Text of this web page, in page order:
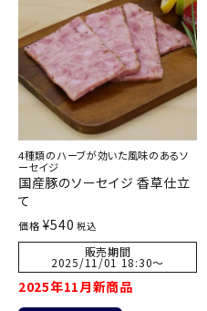
4種類のハーブが効いた風味のあるソ
ーセイジ
国産豚のソーセイジ 香草仕立
て
価格 ¥540 税込
販売期間
2025/11/01 18:30〜
2025年11月新商品